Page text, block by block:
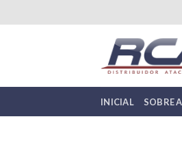
to
INICIAL SOBRE